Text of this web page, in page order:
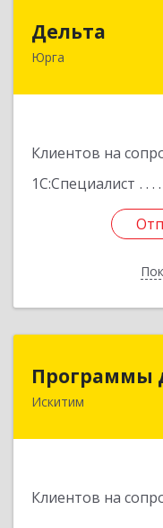
Дельта
Юрга
Клиентов на
1С:Специалист
Программы
Искитим
Клиентов на